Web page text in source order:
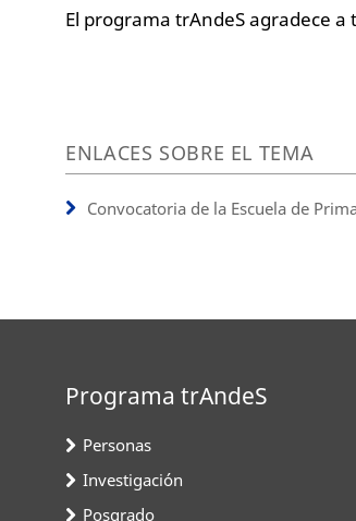
El programa trAndeS agradece
ENLACES SOBRE EL TEMA
Convocatoria de la Escuela de
Programa trAndeS
Personas
Investigación
Posgrado